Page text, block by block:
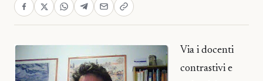
Via i docenti
contrastivi e